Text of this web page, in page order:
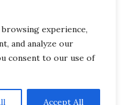
experience,
and analyze our
consent to our use of
Accept All
de tu
de Twitter?